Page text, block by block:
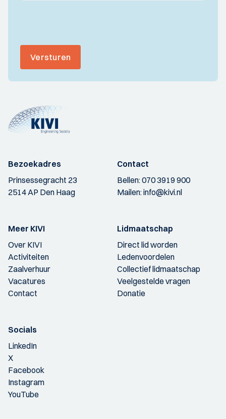
Versturen
Bezoekadres
Prinsessegracht 23
2514 AP Den Haag
Contact
Bellen:070 3919 900
Mailen:info@kivi.nl
Meer KIVI
Over KIVI
Activiteiten
Zaalverhuur
Vacatures
Contact
Lidmaatschap
Direct lid worden
Ledenvoordelen
Collectief lidmaatschap
Veelgestelde vragen
Donatie
Socials
LinkedIn
X
Facebook
Instagram
YouTube